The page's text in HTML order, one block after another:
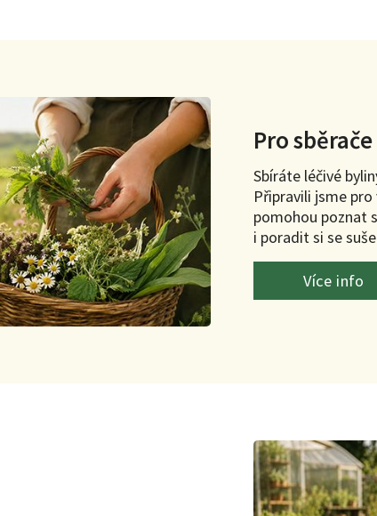
Pro sběrače
Sbíráte léčivé
Připravili jsme
pomohou poznat
i poradit si se
Více info